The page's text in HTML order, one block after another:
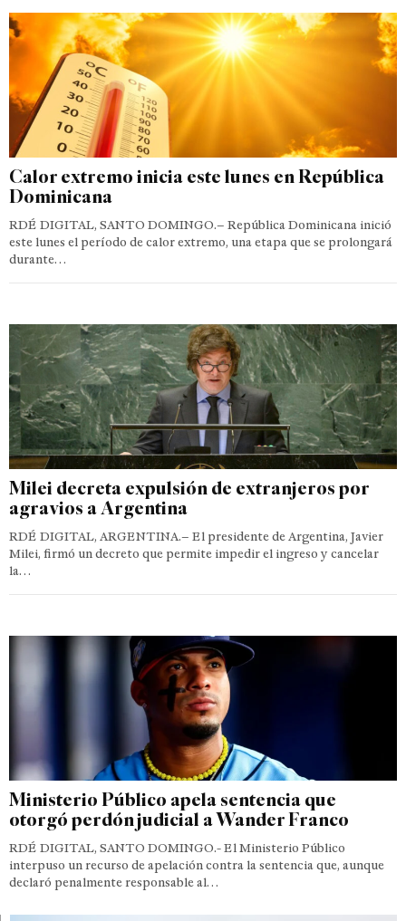
Calor extremo inicia este lunes en República
Dominicana
RDÉ DIGITAL, SANTO DOMINGO.– República Dominicana inició
este lunes el período de calor extremo, una etapa que se prolongará
durante…
Milei decreta expulsión de extranjeros por
agravios a Argentina
RDÉ DIGITAL, ARGENTINA.– El presidente de Argentina, Javier
Milei, firmó un decreto que permite impedir el ingreso y cancelar
la…
Ministerio Público apela sentencia que
otorgó perdón judicial a Wander Franco
RDÉ DIGITAL, SANTO DOMINGO.- El Ministerio Público
interpuso un recurso de apelación contra la sentencia que, aunque
declaró penalmente responsable al…